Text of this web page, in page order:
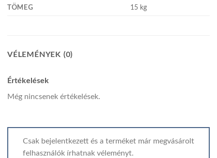
TÖMEG 15 kg
VÉLEMÉNYEK (0)
Értékelések
Még nincsenek értékelések.
Csak bejelentkezett és a terméket már megvásárolt
felhasználók írhatnak véleményt.